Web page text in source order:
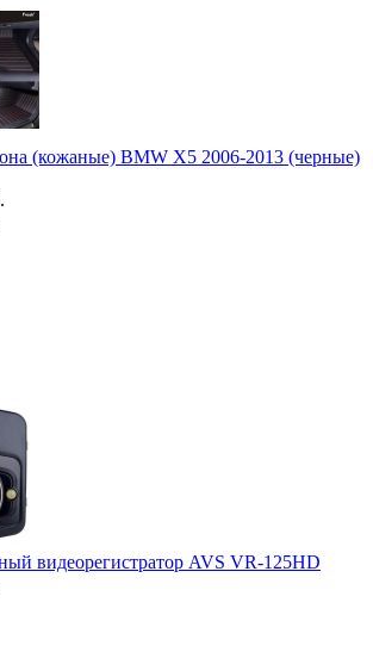
(кожаные) BMW X5 2006-2013 (черные)
видеорегистратор AVS VR-125HD